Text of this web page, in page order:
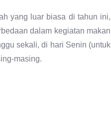
yang luar biasa di tahun ini,
dalam kegiatan makan
sekali, di hari Senin (untuk
masing.